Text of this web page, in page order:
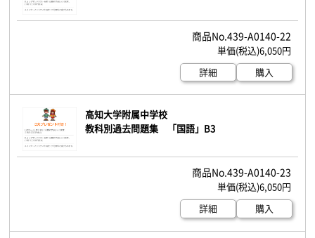
439-A0140-22
6,050円
詳細
購入
高知大学附属中学校
教科別過去問題集 「国語」B3
439-A0140-23
6,050円
詳細
購入